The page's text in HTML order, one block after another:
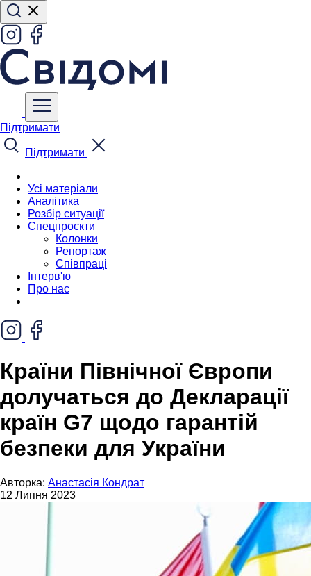
Підтримати
Підтримати
Усі матеріали
Аналітика
Розбір ситуації
Спецпроєкти
Колонки
Репортаж
Співпраці
Інтерв'ю
Про нас
Країни Північної Європи
долучаться до Декларації
країн G7 щодо гарантій
безпеки для України
Авторка: Анастасія Кондрат
12 Липня 2023